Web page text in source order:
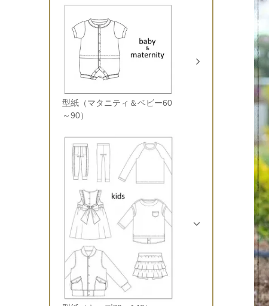
型紙（マタニティ＆ベビー60
～90）